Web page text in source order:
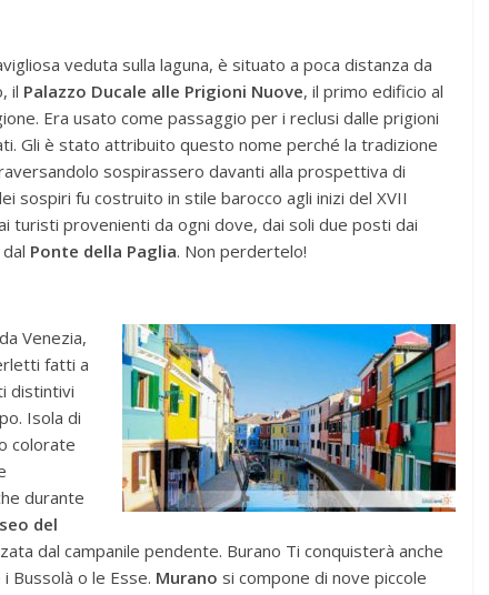
veduta sulla laguna, è situato a poca distanza da
il Palazzo Ducale alle Prigioni Nuove, il primo edificio al
Era usato come passaggio per i reclusi dalle prigioni
Gli è stato attribuito questo nome perché la tradizione
sospirassero davanti alla prospettiva di
sospiri fu costruito in stile barocco agli inizi del XVII
turisti provenienti da ogni dove, dai soli due posti dai
Ponte della Paglia. Non perdertelo!
Venezia,
fatti a
distintivi
Isola di
colorate
durante
del
dal campanile pendente. Burano Ti conquisterà anche
Bussolà o le Esse. Murano si compone di nove piccole